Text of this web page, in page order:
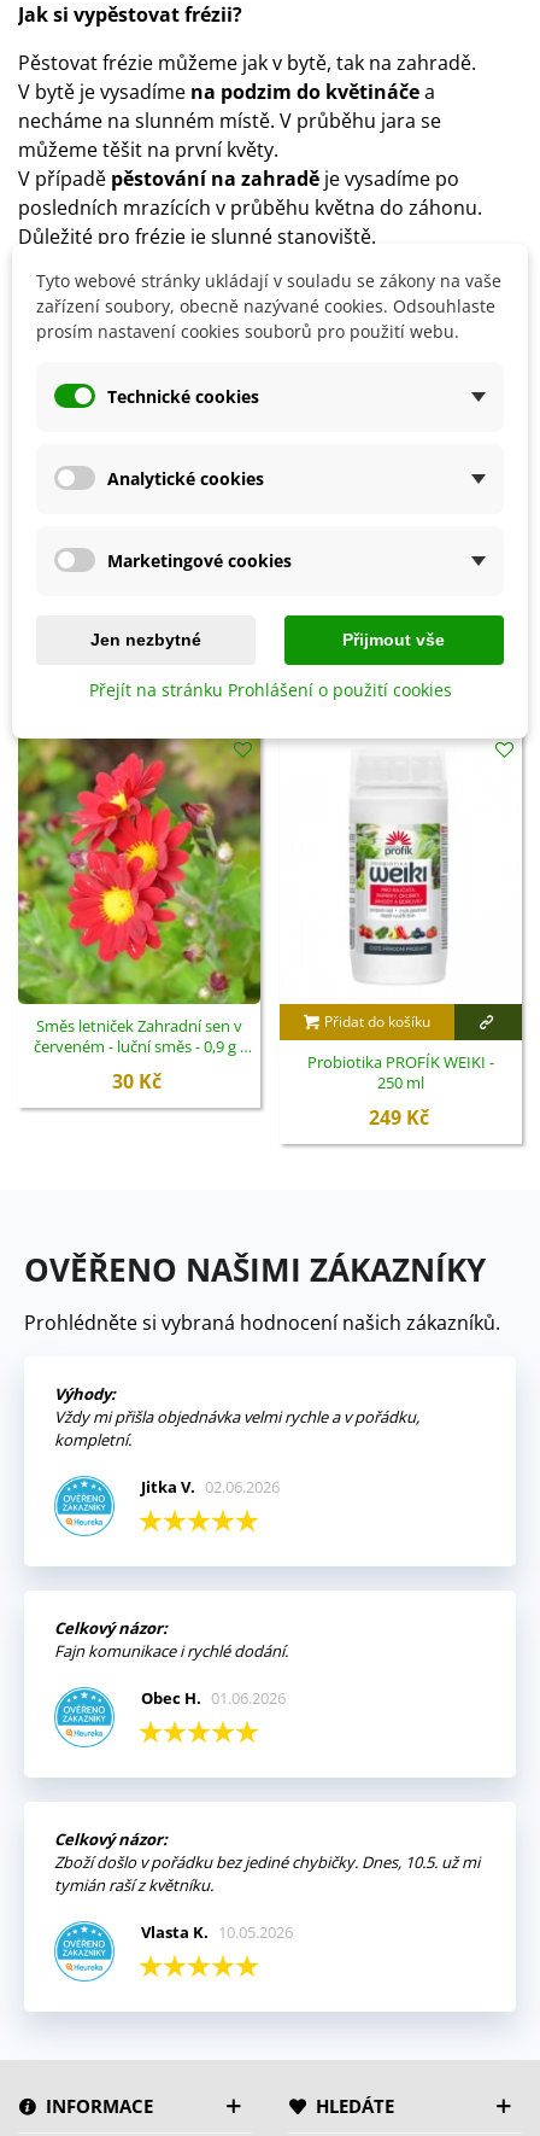
Jak si vypěstovat frézii?
Pěstovat frézie můžeme jak v bytě, tak na zahradě.
V bytě je vysadíme na podzim do květináčea
necháme na slunném místě. V průběhu jara se
můžeme těšit na první květy.
V případě pěstování na zahradě je vysadíme po
posledních mrazících v průběhu května do záhonu.
Důležité pro frézie je slunné stanoviště.
Půda pro tyto rostliny by měla býtpropustná a kyprá,
s dostatkem živin.
vysazovat na místa, kde rostly karafiáty, chryzantémy či
jiné rostliny, které vyžadují minerální hnojiva. Obsah
Rostliny nejsou mrazuvzdorné
vyjmout cibulky ze země a skladovat v místnosti okolo
SOUVISEJÍCÍ PRODUKTY
Směs letniček Zahradní sen v
červeném - luční směs - 0,9 g -
30 Kč
Přidat do košíku
Probiotika PROFÍK WEIKI -
250 ml
249 Kč
OVĚŘENO NAŠIMI ZÁKAZNÍKY
Prohlédněte si vybraná hodnocení našich zákazníků.
Výhody:
Vždy mi přišla objednávka velmi rychle a v pořádku,
kompletní.
Jitka V. 02.06.2026
Celkový názor:
Fajn komunikace i rychlé dodání.
Obec H. 01.06.2026
Celkový názor:
Zboží došlo v pořádku bez jediné chybičky. Dnes, 10.5. už mi
tymián raší z květníku.
Vlasta K. 10.05.2026
INFORMACE HLEDÁTE
Tyto webové stránky ukládají v souladu se zákony na vaše
zařízení soubory, obecně nazývané cookies. Odsouhlaste
prosím nastavení cookies souborů pro použití webu.
Technické cookies
Analytické cookies
Marketingové cookies
Jen nezbytné Přijmout vše
Přejít na stránku Prohlášení o použití cookies